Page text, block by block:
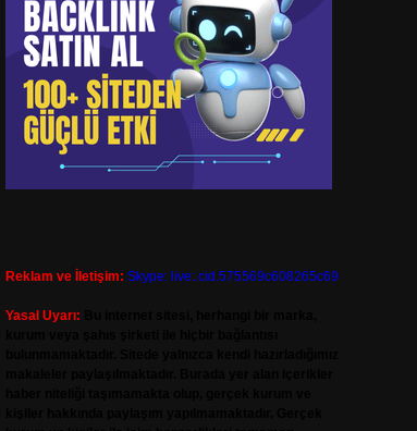
Reklam ve İletişim: Skype: live:.cid.575569c608265c69
Yasal Uyarı: